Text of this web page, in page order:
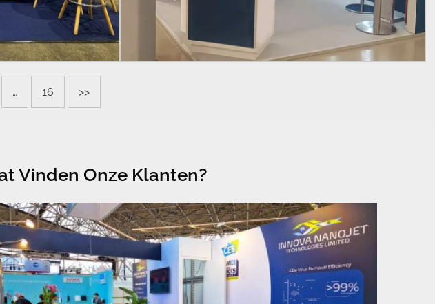
… 16 >>
Vinden Onze Klanten?